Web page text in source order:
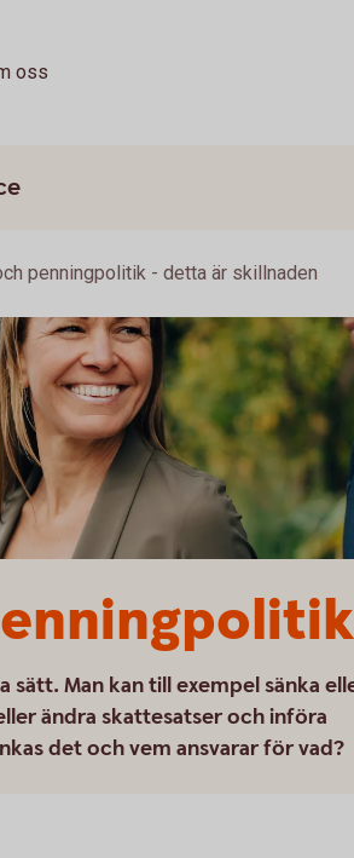
oss
penningpolitik - detta är skillnaden
Man kan till exempel sänka
ändra skattesatser och införa
det och vem ansvarar för vad?